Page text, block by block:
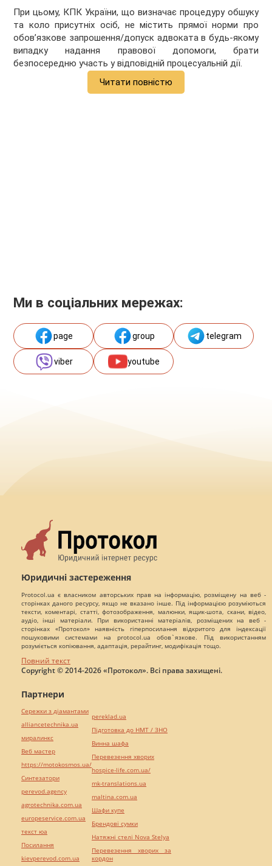
При цьому, КПК України, що визначає процедуру обшуку
та коло присутніх осіб, не містить прямої норми про
обов’язкове запрошення/допуск адвоката в будь-якому
випадку надання правової допомоги, брати
безпосередню участь у відповідній процесуальній дії.
Читати повністю
Ми в соціальних мережах:
page group telegram
viber youtube
Юридичні застереження
Protocol.ua є власником авторських прав на інформацію, розміщену на веб -
сторінках даного ресурсу, якщо не вказано інше. Під інформацією розуміються
тексти, коментарі, статті, фотозображення, малюнки, ящик-шота, скани, відео,
аудіо, інші матеріали. При використанні матеріалів, розміщених на веб -
сторінках «Протокол» наявність гіперпосилання відкритого для індексації
пошуковими системами на protocol.ua обов`язкове. Під використанням
розуміється копіювання, адаптація, рерайтинг, модифікація тощо.
Повний текст
Copyright © 2014-2026 «Протокол». Всі права захищені.
Партнери
Сережки з діамантами
alliancetechnika.ua
миралинкс
Веб мастер
https://motokosmos.ua/
Синтезатори
perevod.agency
agrotechnika.com.ua
europeservice.com.ua
текст юа
Посилання
kievperevod.com.ua
pereklad.ua
Підготовка до НМТ / ЗНО
Винна шафа
Перевезення хворих
hospice-life.com.ua/
mk-translations.ua
maltina.com.ua
Шафи купе
Брендові сумки
Натяжні стелі Nova Stelya
Перевезення хворих за
кордон